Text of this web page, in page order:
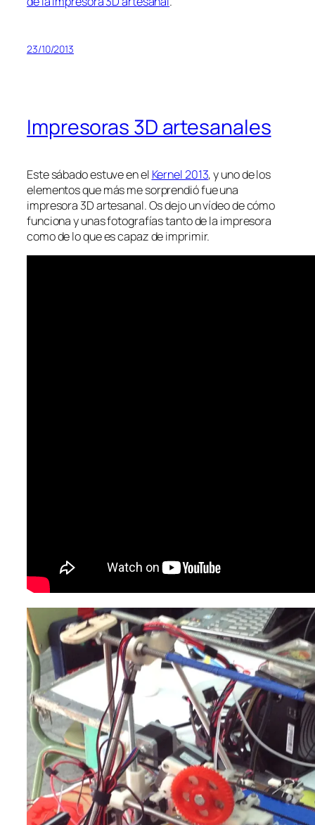
23/10/2013
Impresoras 3D artesanales
Este sábado estuve en el Kernel 2013, y uno de los
elementos que más me sorprendió fue una
impresora 3D artesanal. Os dejo un vídeo de cómo
funciona y unas fotografías tanto de la impresora
como de lo que es capaz de imprimir.